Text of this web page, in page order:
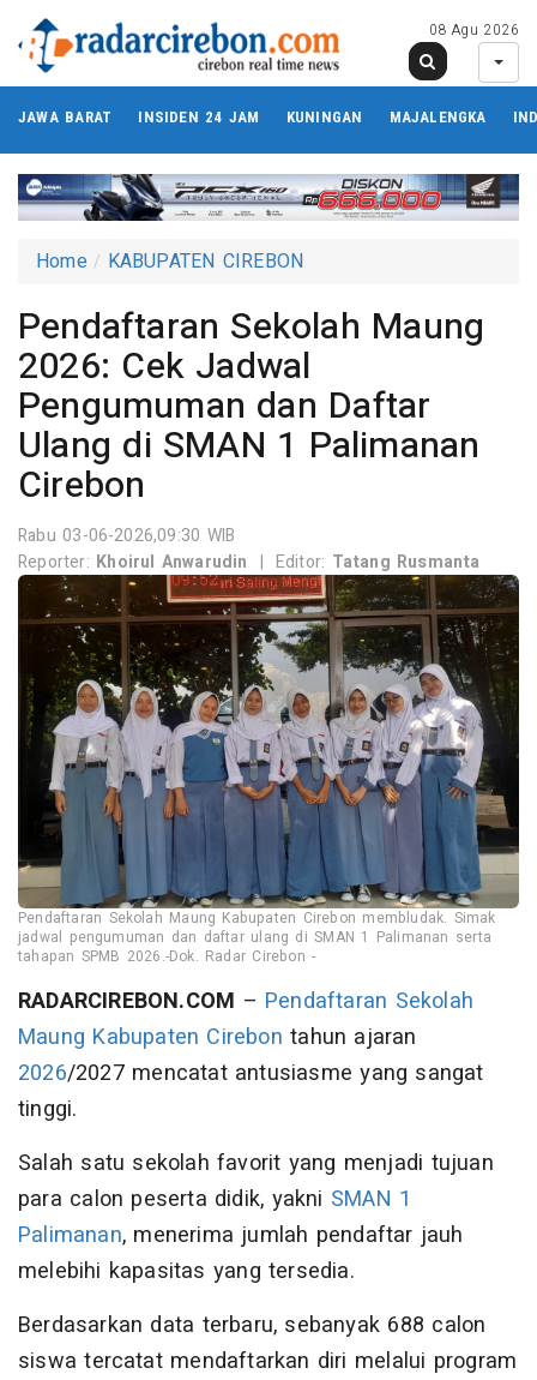
08 Agu 2026
JAWA BARAT INSIDEN 24 JAM KUNINGAN MAJALENGKA
Home KABUPATEN CIREBON
Pendaftaran Sekolah Maung
2026: Cek Jadwal
Pengumuman dan Daftar
Ulang di SMAN 1 Palimanan
Cirebon
Rabu 03-06-2026,09:30 WIB
Reporter: Khoirul Anwarudin | Editor: Tatang Rusmanta
Pendaftaran Sekolah Maung Kabupaten Cirebon membludak. Simak
jadwal pengumuman dan daftar ulang di SMAN 1 Palimanan serta
tahapan SPMB 2026.-Dok. Radar Cirebon -
RADARCIREBON.COM – Pendaftaran Sekolah
Maung Kabupaten Cirebon tahun ajaran
2026/2027 mencatat antusiasme yang sangat
tinggi.
Salah satu sekolah favorit yang menjadi tujuan
para calon peserta didik, yakni SMAN 1
Palimanan, menerima jumlah pendaftar jauh
melebihi kapasitas yang tersedia.
Berdasarkan data terbaru, sebanyak 688 calon
siswa tercatat mendaftarkan diri melalui program